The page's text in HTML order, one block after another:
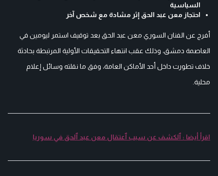
السياسية
احتجاز معن عبد الحق إثر مشادة مع شخص آخر
أفرج عن الفنان السوري معن عبد الحق بعد توقيف استمر ليومين في
العاصمة دمشق، وذلك عقب انتهاء التحقيقات الأولية المرتبطة بحادثة
خلاف تطورت داخل أحد الأماكن العامة، وفق ما نقلته وسائل إعلام
محلية.
اقرأ أيضا : ٱلكشف عن سبب ٱعتقال معن عبد ٱلحق في سوريا